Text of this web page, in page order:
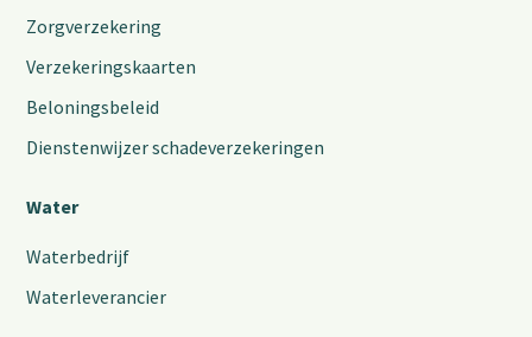
Zorgverzekering
Verzekeringskaarten
Beloningsbeleid
Dienstenwijzer schadeverzekeringen
Water
Waterbedrijf
Waterleverancier